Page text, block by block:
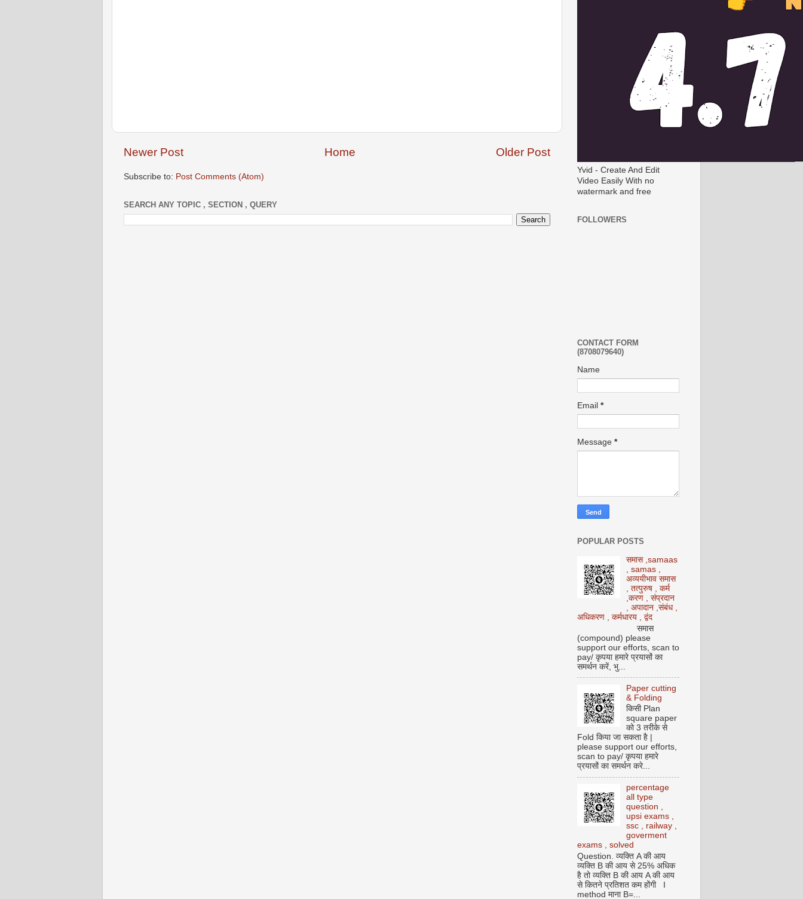
Newer Post Older Post
Home
Subscribe to: Post Comments (Atom)
SEARCH ANY TOPIC , SECTION , QUERY
Yvid - Create And Edit
Video Easily With no
watermark and free
FOLLOWERS
CONTACT FORM
(8708079640)
Name
Email *
Message *
POPULAR POSTS
समास ,samaas
, samas ,
अव्ययीभाव समास
, तत्पुरुष , कर्म
,करण , संप्रदान
, अपादान ,संबंध ,
अधिकरण , कर्मधारय , द्वंद
समास
(compound) please
support our efforts, scan to
pay/ कृपया हमारे प्रयासों का
समर्थन करें, भु...
Paper cutting
& Folding
किसी Plan
square paper
को 3 तरीके से
Fold किया जा सकता है |
please support our efforts,
scan to pay/ कृपया हमारे
प्रयासों का समर्थन करे...
percentage
all type
question ,
upsi exams ,
ssc , railway ,
goverment
exams , solved
Question. व्यक्ति A की आय
व्यक्ति B की आय से 25% अधिक
है तो व्यक्ति B की आय A की आय
से कितने प्रतिशत कम होंगी I
method माना B=...